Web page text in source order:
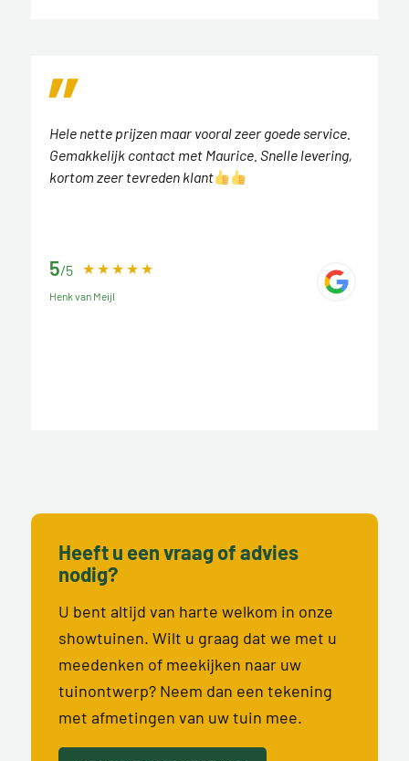
Hele nette prijzen maar vooral zeer goede service.
Gemakkelijk contact met Maurice. Snelle levering,
kortom zeer tevreden klant
5/5
Henk van Meijl
Heeft u een vraag of advies
nodig?
U bent altijd van harte welkom in onze
showtuinen. Wilt u graag dat we met u
meedenken of meekijken naar uw
tuinontwerp? Neem dan een tekening
met afmetingen van uw tuin mee.